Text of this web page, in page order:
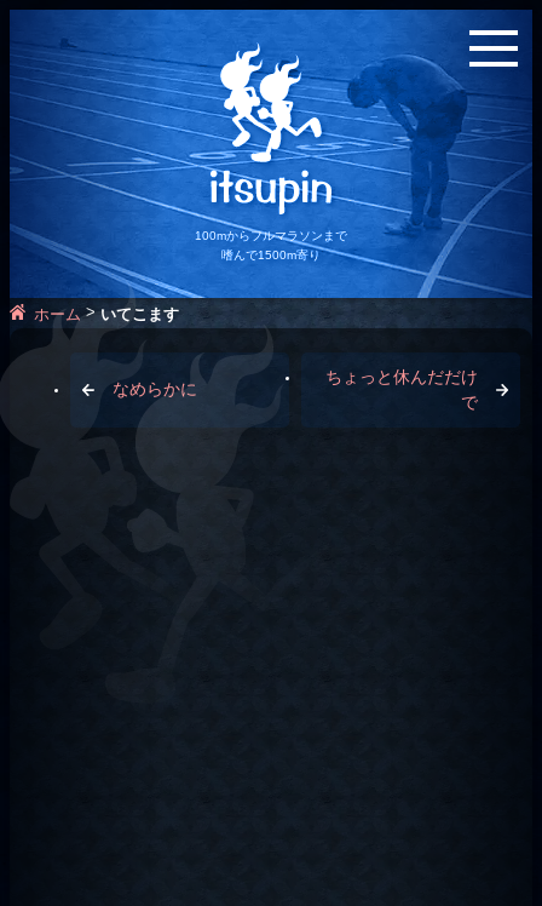
100mからフルマラソンまで
嗜んで1500m寄り
ホーム>いてこます
なめらかに
ちょっと休んだだけ
で